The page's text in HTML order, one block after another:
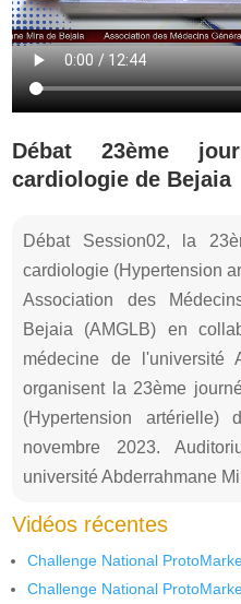
Débat 23ème
cardiologie de Bejaia
Débat Session02, la
cardiologie (Hypertension
Association des
Bejaia (AMGLB) en
médecine de l'université
organisent la 23ème
(Hypertension
novembre 2023.
université Abderrahmane
Vidéos récentes
Challenge National
Challenge National